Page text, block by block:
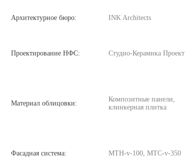
Архитектурное бюро: INK Architects
Проектирование НФС: Студио-Керамика Проект
Материал облицовки:
Композитные панели,
клинкерная плитка
Фасадная система: MTH-v-100, MTC-v-350